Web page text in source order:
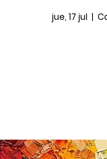
jue, 17 jul
  |